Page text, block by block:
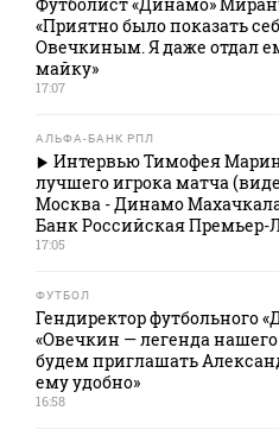
«Приятно было показать
Овечкиным. Я даже отдал
майку»
17:07
АЛЬФА-БАНК РПЛ
Интервью Тимофея
лучшего игрока матча
Москва - Динамо
Банк Российская Премьер-
17:05
ФУТБОЛ
Гендиректор футбольного
«Овечкин — легенда нашего
будем приглашать
ему удобно»
16:58